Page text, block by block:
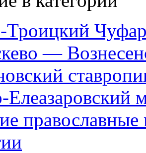
Троицкий
—
Елеазаровский